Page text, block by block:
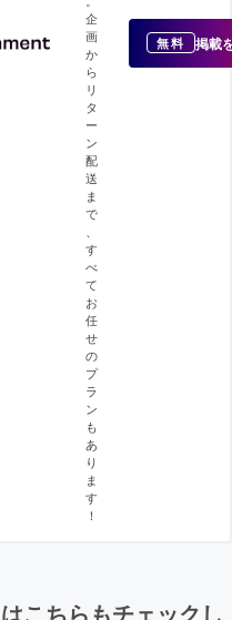
企
画
か
ら
リ
タ
ー
ン
配
送
ま
で
す
べ
て
お
任
せ
の
プ
ラ
ン
も
あ
り
ま
す
！
無料 掲載
こちらもチェックし